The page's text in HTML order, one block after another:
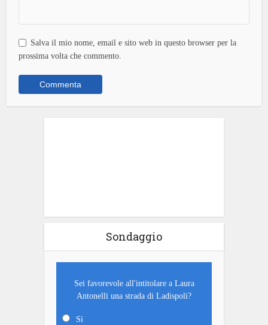
Salva il mio nome, email e sito web in questo browser per la
prossima volta che commento.
Sondaggio
Sei favorevole all'intitolare a Laura
Antonelli una strada di Ladispoli?
Sì